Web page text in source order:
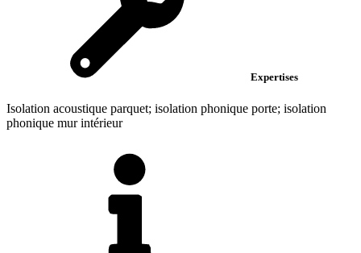
Expertises
Isolation acoustique parquet; isolation phonique porte; isolation
phonique mur intérieur